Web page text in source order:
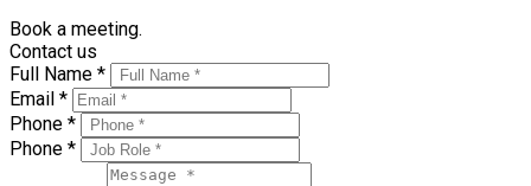
Book a meeting.
Contact us
Full Name *
Email *
Phone *
Phone *